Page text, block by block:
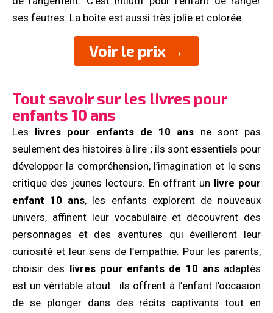
ses feutres. La boîte est aussi très jolie et colorée.
Voir le prix →
Tout savoir sur les livres pour
enfants 10 ans
Les livres pour enfants de 10 ans ne sont pas
seulement des histoires à lire ; ils sont essentiels pour
développer la compréhension, l’imagination et le sens
critique des jeunes lecteurs. En offrant un livre pour
enfant 10 ans, les enfants explorent de nouveaux
univers, affinent leur vocabulaire et découvrent des
personnages et des aventures qui éveilleront leur
curiosité et leur sens de l’empathie. Pour les parents,
choisir des livres pour enfants de 10 ansadaptés
est un véritable atout : ils offrent à l’enfant l’occasion
de se plonger dans des récits captivants tout en